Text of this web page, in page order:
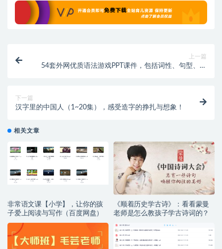
上一篇
54套外网优质语法游戏PPT课件，包括词性、句型、时
下一篇
汉字里的中国人（1~20集），感受造字的挣扎与想象！
相关文章
非常语文课【小学】，让你的孩
子爱上阅读与写作（百度网盘）
《顺着历史学古诗》：看看蒙曼
老师是怎么教孩子学古诗词的？